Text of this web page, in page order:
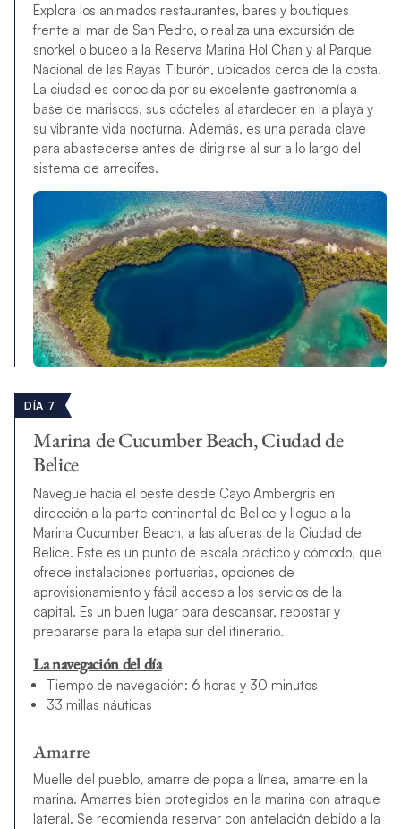
Explora los animados restaurantes, bares y boutiques
frente al mar de San Pedro, o realiza una excursión de
snorkel o buceo a la Reserva Marina Hol Chan y al Parque
Nacional de las Rayas Tiburón, ubicados cerca de la costa.
La ciudad es conocida por su excelente gastronomía a
base de mariscos, sus cócteles al atardecer en la playa y
su vibrante vida nocturna. Además, es una parada clave
para abastecerse antes de dirigirse al sur a lo largo del
sistema de arrecifes.
DÍA 7
Marina de Cucumber Beach, Ciudad de
Belice
Navegue hacia el oeste desde Cayo Ambergris en
dirección a la parte continental de Belice y llegue a la
Marina Cucumber Beach, a las afueras de la Ciudad de
Belice. Este es un punto de escala práctico y cómodo, que
ofrece instalaciones portuarias, opciones de
aprovisionamiento y fácil acceso a los servicios de la
capital. Es un buen lugar para descansar, repostar y
prepararse para la etapa sur del itinerario.
La navegación del día
Tiempo de navegación: 6 horas y 30 minutos
33 millas náuticas
Amarre
Muelle del pueblo, amarre de popa a línea, amarre en la
marina. Amarres bien protegidos en la marina con atraque
lateral. Se recomienda reservar con antelación debido a la